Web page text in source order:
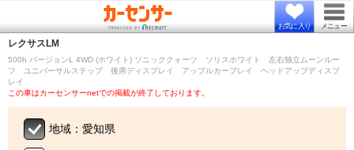
お気に入り メニュー
レクサス LM
500h バージョンL 4WD (ホワイト) ソニッククォーツ ソリスホワイト 左右独立ムーンルー
フ ユニバーサルステップ 後席ディスプレイ アップルカープレイ ヘッドアップディスプ
レイ
この車はカーセンサーnetでの掲載が終了しております。
地域：愛知県